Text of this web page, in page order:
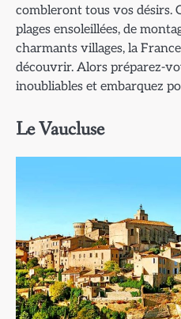
combleront tous vos désirs.
plages ensoleillées, de
charmants villages, la
découvrir. Alors préparez-
inoubliables et embarquez
Le Vaucluse